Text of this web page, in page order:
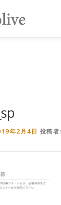
年2月4日 投稿者: